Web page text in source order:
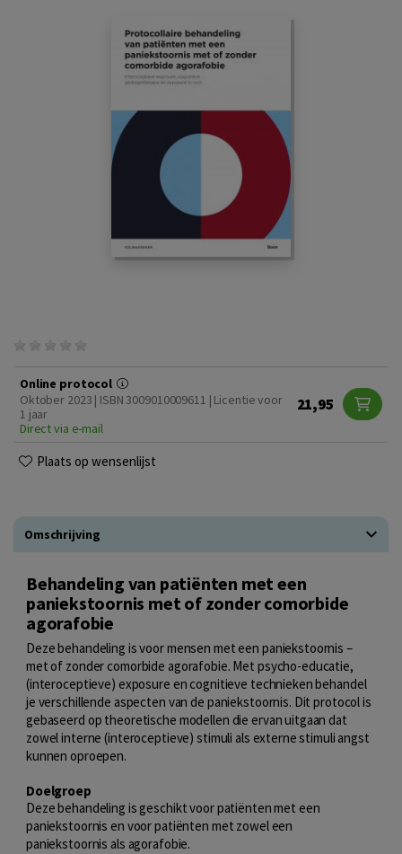
Online protocol
Oktober 2023 | ISBN 3009010009611 | Licentie voor
1 jaar
Direct via e-mail
21,95
Plaats op wensenlijst
Omschrijving
Behandeling van patiënten met een
paniekstoornis met of zonder comorbide
agorafobie
Deze behandeling is voor mensen met een paniekstoornis –
met of zonder comorbide agorafobie. Met psycho-educatie,
(interoceptieve) exposure en cognitieve technieken behandel
je verschillende aspecten van de paniekstoornis. Dit protocol is
gebaseerd op theoretische modellen die ervan uitgaan dat
zowel interne (interoceptieve) stimuli als externe stimuli angst
kunnen oproepen.
Doelgroep
Deze behandeling is geschikt voor patiënten met een
paniekstoornis en voor patiënten met zowel een
paniekstoornis als agorafobie.